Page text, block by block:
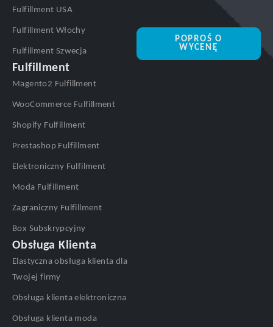
Fulfillment USA
Fulfillment Włochy
Fulfillment Szwecja
Fulfillment
Magento2 Fulfillment
WooCommerce Fulfillment
Shopify Fulfillment
Prestashop Fulfillment
Elektroniczny Fulfilment
Moda Fulfillment
Zagraniczny Fulfillment
Box Subskrypcyjny
Obsługa Klienta
Elastyczna obsługa klienta dla
Twojej firmy
Obsługa klienta elektroniczna
Obsługa klienta moda
POPROŚ O
WYCENĘ